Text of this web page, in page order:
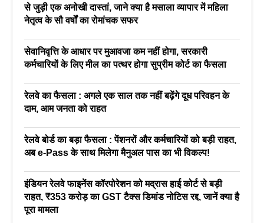
से जुड़ी एक अनोखी दास्तां, जाने क्या है मसाला व्यापार में महिला
नेतृत्व के सौ वर्षों का रोमांचक सफर
सेवानिवृत्ति के आधार पर मुआवजा कम नहीं होगा, सरकारी
कर्मचारियों के लिए मील का पत्थर होगा सुप्रीम कोर्ट का फैसला
रेलवे का फैसला : अगले एक साल तक नहीं बढ़ेंगे दूध परिवहन के
दाम, आम जनता को राहत
रेलवे बोर्ड का बड़ा फैसला : पेंशनरों और कर्मचारियों को बड़ी राहत,
अब e-Pass के साथ मिलेगा मैनुअल पास का भी विकल्प!
इंडियन रेलवे फाइनेंस कॉरपोरेशन को मद्रास हाई कोर्ट से बड़ी
राहत, ₹353 करोड़ का GST टैक्स डिमांड नोटिस रद्द, जानें क्या है
पूरा मामला